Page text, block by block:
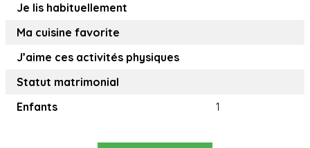
Je lis habituellement
Ma cuisine favorite
J’aime ces activités physiques
Statut matrimonial
Enfants
1